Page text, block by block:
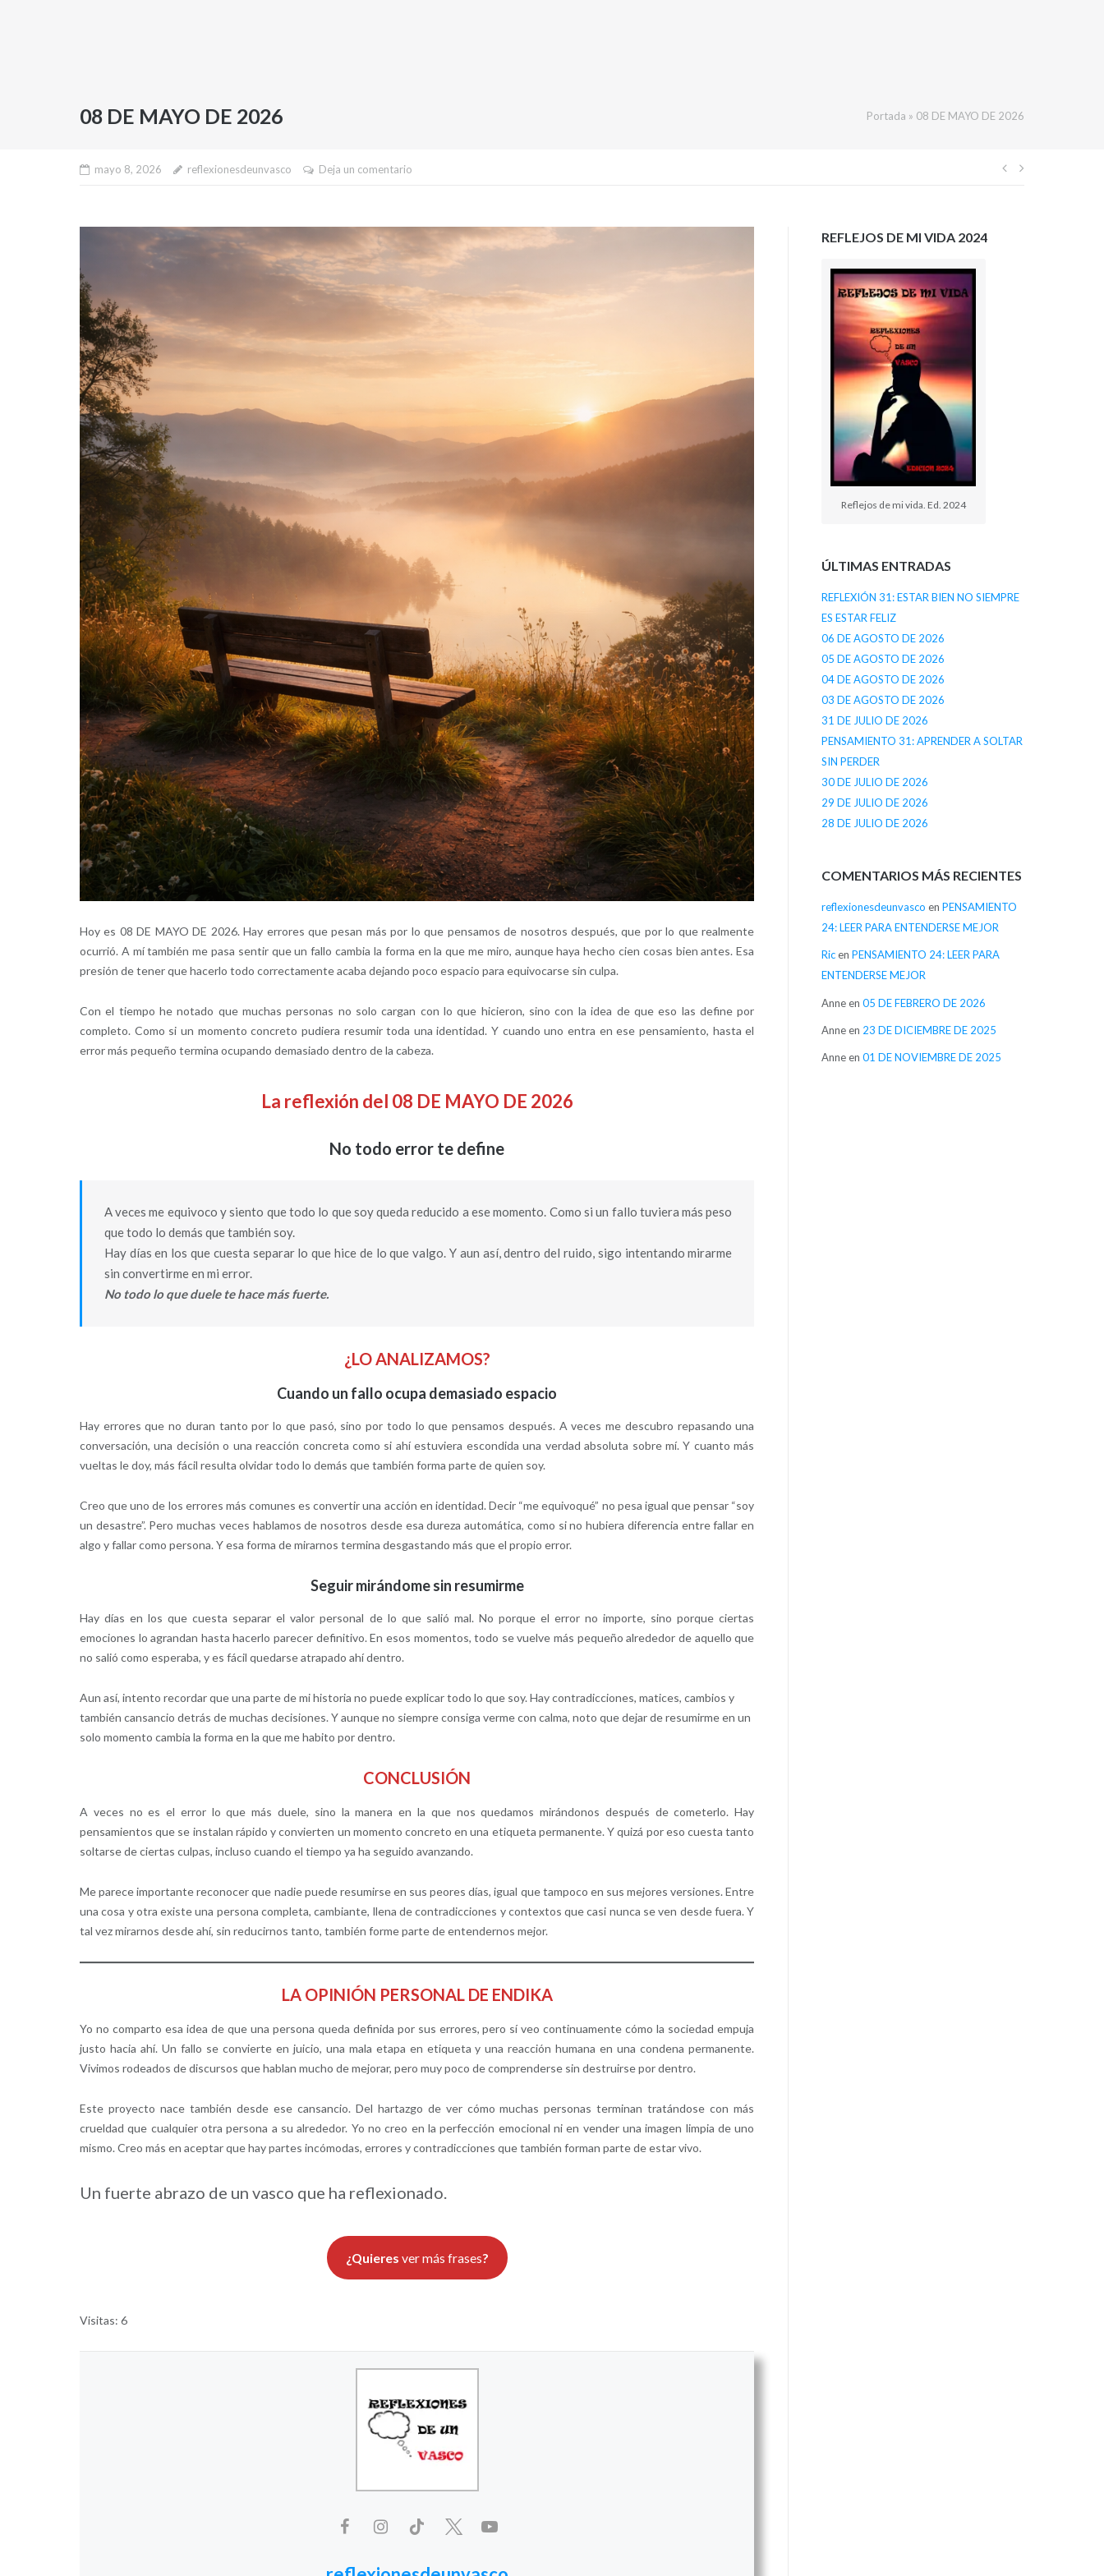
08 DE MAYO DE 2026 Portada » 08 DE MAYO DE 2026
mayo 8, 2026 reflexionesdeunvasco Deja un comentario
Navegación
Hoy es 08 DE MAYO DE 2026. Hay errores que pesan más por lo que pensamos de nosotros después, que por lo que realmente
ocurrió. A mí también me pasa sentir que un fallo cambia la forma en la que me miro, aunque haya hecho cien cosas bien antes. Esa
presión de tener que hacerlo todo correctamente acaba dejando poco espacio para equivocarse sin culpa.
Con el tiempo he notado que muchas personas no solo cargan con lo que hicieron, sino con la idea de que eso las define por
completo. Como si un momento concreto pudiera resumir toda una identidad. Y cuando uno entra en ese pensamiento, hasta el
error más pequeño termina ocupando demasiado dentro de la cabeza.
La reflexión del 08 DE MAYO DE 2026
No todo error te define
A veces me equivoco y siento que todo lo que soy queda reducido a ese momento. Como si un fallo tuviera más peso
que todo lo demás que también soy.
Hay días en los que cuesta separar lo que hice de lo que valgo. Y aun así, dentro del ruido, sigo intentando mirarme
sin convertirme en mi error.
No todo lo que duele te hace más fuerte.
¿LO ANALIZAMOS?
Cuando un fallo ocupa demasiado espacio
Hay errores que no duran tanto por lo que pasó, sino por todo lo que pensamos después. A veces me descubro repasando una
conversación, una decisión o una reacción concreta como si ahí estuviera escondida una verdad absoluta sobre mí. Y cuanto más
vueltas le doy, más fácil resulta olvidar todo lo demás que también forma parte de quien soy.
Creo que uno de los errores más comunes es convertir una acción en identidad. Decir “me equivoqué” no pesa igual que pensar “soy
un desastre”. Pero muchas veces hablamos de nosotros desde esa dureza automática, como si no hubiera diferencia entre fallar en
algo y fallar como persona. Y esa forma de mirarnos termina desgastando más que el propio error.
Seguir mirándome sin resumirme
Hay días en los que cuesta separar el valor personal de lo que salió mal. No porque el error no importe, sino porque ciertas
emociones lo agrandan hasta hacerlo parecer definitivo. En esos momentos, todo se vuelve más pequeño alrededor de aquello que
no salió como esperaba, y es fácil quedarse atrapado ahí dentro.
Aun así, intento recordar que una parte de mi historia no puede explicar todo lo que soy. Hay contradicciones, matices, cambios y
también cansancio detrás de muchas decisiones. Y aunque no siempre consiga verme con calma, noto que dejar de resumirme en un
solo momento cambia la forma en la que me habito por dentro.
CONCLUSIÓN
A veces no es el error lo que más duele, sino la manera en la que nos quedamos mirándonos después de cometerlo. Hay
pensamientos que se instalan rápido y convierten un momento concreto en una etiqueta permanente. Y quizá por eso cuesta tanto
soltarse de ciertas culpas, incluso cuando el tiempo ya ha seguido avanzando.
Me parece importante reconocer que nadie puede resumirse en sus peores días, igual que tampoco en sus mejores versiones. Entre
una cosa y otra existe una persona completa, cambiante, llena de contradicciones y contextos que casi nunca se ven desde fuera. Y
tal vez mirarnos desde ahí, sin reducirnos tanto, también forme parte de entendernos mejor.
LA OPINIÓN PERSONAL DE ENDIKA
Yo no comparto esa idea de que una persona queda definida por sus errores, pero sí veo continuamente cómo la sociedad empuja
justo hacia ahí. Un fallo se convierte en juicio, una mala etapa en etiqueta y una reacción humana en una condena permanente.
Vivimos rodeados de discursos que hablan mucho de mejorar, pero muy poco de comprenderse sin destruirse por dentro.
Este proyecto nace también desde ese cansancio. Del hartazgo de ver cómo muchas personas terminan tratándose con más
crueldad que cualquier otra persona a su alrededor. Yo no creo en la perfección emocional ni en vender una imagen limpia de uno
mismo. Creo más en aceptar que hay partes incómodas, errores y contradicciones que también forman parte de estar vivo.
Un fuerte abrazo de un vasco que ha reflexionado.
¿Quieres ver más frases?
Visitas: 6
REFLEJOS DE MI VIDA 2024
Reflejos de mi vida. Ed. 2024
ÚLTIMAS ENTRADAS
REFLEXIÓN 31: ESTAR BIEN NO SIEMPRE
ES ESTAR FELIZ
06 DE AGOSTO DE 2026
05 DE AGOSTO DE 2026
04 DE AGOSTO DE 2026
03 DE AGOSTO DE 2026
31 DE JULIO DE 2026
PENSAMIENTO 31: APRENDER A SOLTAR
SIN PERDER
30 DE JULIO DE 2026
29 DE JULIO DE 2026
28 DE JULIO DE 2026
COMENTARIOS MÁS RECIENTES
reflexionesdeunvasco en PENSAMIENTO
24: LEER PARA ENTENDERSE MEJOR
Ricen PENSAMIENTO 24: LEER PARA
ENTENDERSE MEJOR
Anneen 05 DE FEBRERO DE 2026
Anneen 23 DE DICIEMBRE DE 2025
Anneen 01 DE NOVIEMBRE DE 2025